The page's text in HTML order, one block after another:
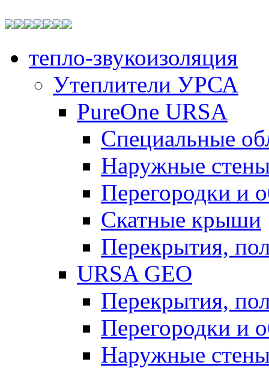
тепло-звукоизоляция
Утеплители УРСА
PureOne URSA
Специальные
Наружные
Перегородки и
Скатные крыши
Перекрытия,
URSA GEO
Перекрытия,
Перегородки и
Наружные